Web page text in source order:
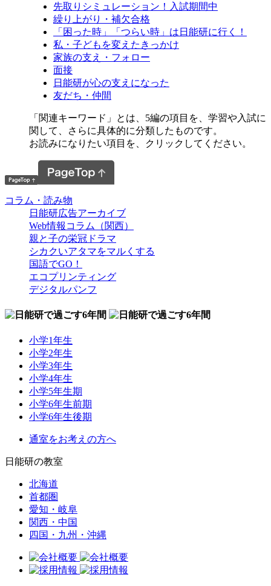
先取りシミュレーション！入試期間中
繰り上がり・補欠合格
「困った時」「つらい時」は日能研に行く！
私・子どもを変えたきっかけ
家族の支え・フォロー
面接
日能研が心の支えになった
友だち・仲間
「関連キーワード」とは、5編の項目を、学習や入試に
関して、さらに具体的に分類したものです。
お読みになりたい項目を、クリックしてください。
コラム・読み物
日能研広告アーカイブ
Web情報コラム（関西）
親と子の栄冠ドラマ
シカクいアタマをマルくする
国語でGO！
エコプリンティング
デジタルパンフ
小学1年生
小学2年生
小学3年生
小学4年生
小学5年生期
小学6年生前期
小学6年生後期
通室をお考えの方へ
日能研の教室
北海道
首都圏
愛知・岐阜
関西・中国
四国・九州・沖縄